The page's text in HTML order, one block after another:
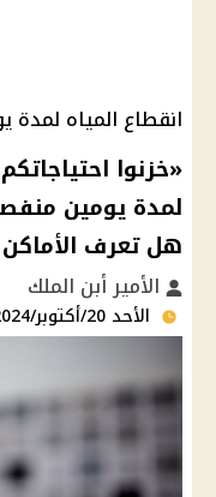
انقطاع المياه لمدة
«خزنوا
لمدة يومين
هل تعرف الأماكن
الأمير أبن الملك
الأحد 20/أكتوبر/2024 - 10:15 م